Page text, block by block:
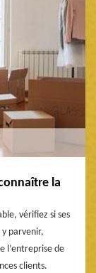
la
vérifiez si ses
parvenir,
l’entreprise de
clients.